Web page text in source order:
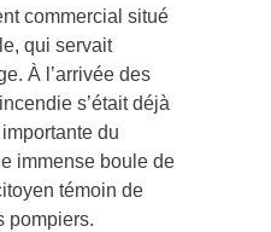
commercial situé
qui servait
À l’arrivée des
s’était déjà
du
immense boule de
témoin de
pompiers.